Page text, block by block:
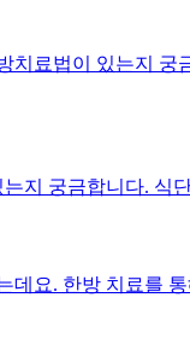
료법이 있는지 궁
지 궁금합니다. 식
요. 한방 치료를